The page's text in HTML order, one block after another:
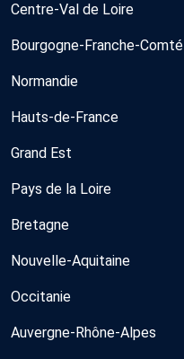
Centre-Val de Loire
Bourgogne-Franche-Comté
Normandie
Hauts-de-France
Grand Est
Pays de la Loire
Bretagne
Nouvelle-Aquitaine
Occitanie
Auvergne-Rhône-Alpes